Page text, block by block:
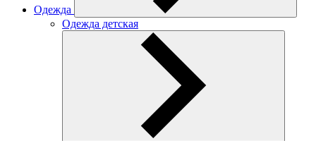
Одежда
Одежда детская